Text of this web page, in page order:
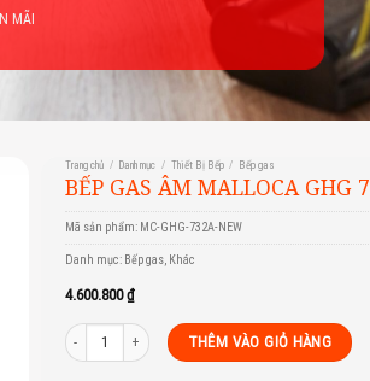
MÃI
Trang chủ / Danh mục / Thiết Bị Bếp / Bếp gas
BẾP GAS ÂM MALLOCA GHG
Mã sản phẩm: MC-GHG-732A-NEW
Danh mục: Bếp gas, Khác
4.600.800₫
Bếp gas âm Malloca GHG 732A NEW số lượng
THÊM VÀO GIỎ HÀNG